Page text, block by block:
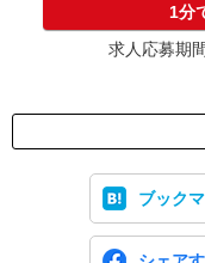
1分
求人応募期
ブック